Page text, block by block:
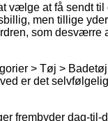
vælge at få sendt
men tillige
som desværre
> Tøj >
er det
frembyder dag-